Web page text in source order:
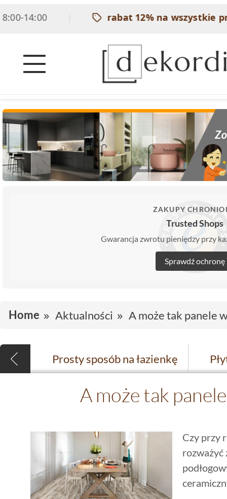
14:00 rabat 12% na wszystkie
ZAKUPY
Trusted Shops
Gwarancja zwrotu pieniędzy przy
Sprawdź ochronę
Home Aktualności A może tak panele
Prosty sposób na łazienkę
A może tak
Czy przy
rozważyć